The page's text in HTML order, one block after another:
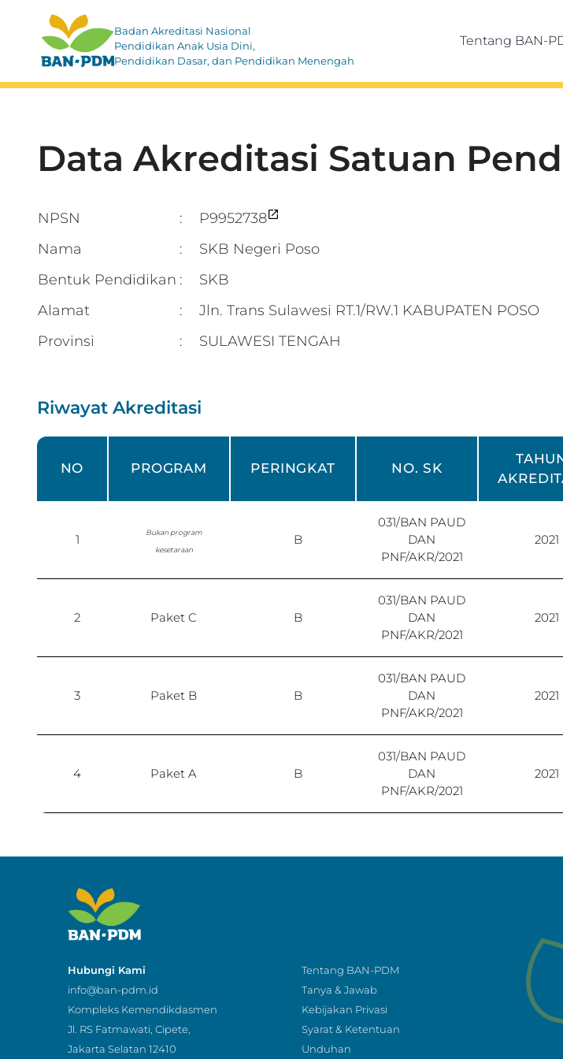
Badan Akreditasi Nasional
Pendidikan Anak Usia Dini,
Pendidikan Dasar, dan Pendidikan Menengah
Tentang BAN-
Data Akreditasi Satuan
NPSN :
P9952738
Nama
:
SKB Negeri Poso
Bentuk Pendidikan :
SKB
Alamat
:
Jln. Trans Sulawesi RT.1/RW.1 KABUPATEN POSO
Provinsi
: SULAWESI TENGAH
Riwayat Akreditasi
NO PROGRAM PERINGKAT NO. SK
1
Bukan program
kesetaraan
B
031/BAN PAUD
DAN
PNF/AKR/2021
2021
2 Paket C B
031/BAN PAUD
DAN
PNF/AKR/2021
2021
3 Paket B B
031/BAN PAUD
DAN
PNF/AKR/2021
2021
4 Paket A B
031/BAN PAUD
DAN
PNF/AKR/2021
2021
Hubungi Kami
info@ban-pdm.id
Kompleks Kemendikdasmen
Jl. RS Fatmawati, Cipete,
Jakarta Selatan 12410
Tentang BAN-PDM
Tanya & Jawab
Kebijakan Privasi
Syarat & Ketentuan
Unduhan